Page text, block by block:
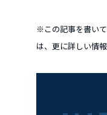
※この記事を書い
は、更に詳しい情